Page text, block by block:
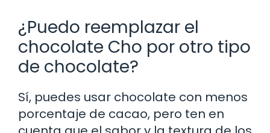
¿Puedo reemplazar el
chocolate Cho por otro tipo
de chocolate?
Sí, puedes usar chocolate con menos
porcentaje de cacao, pero ten en